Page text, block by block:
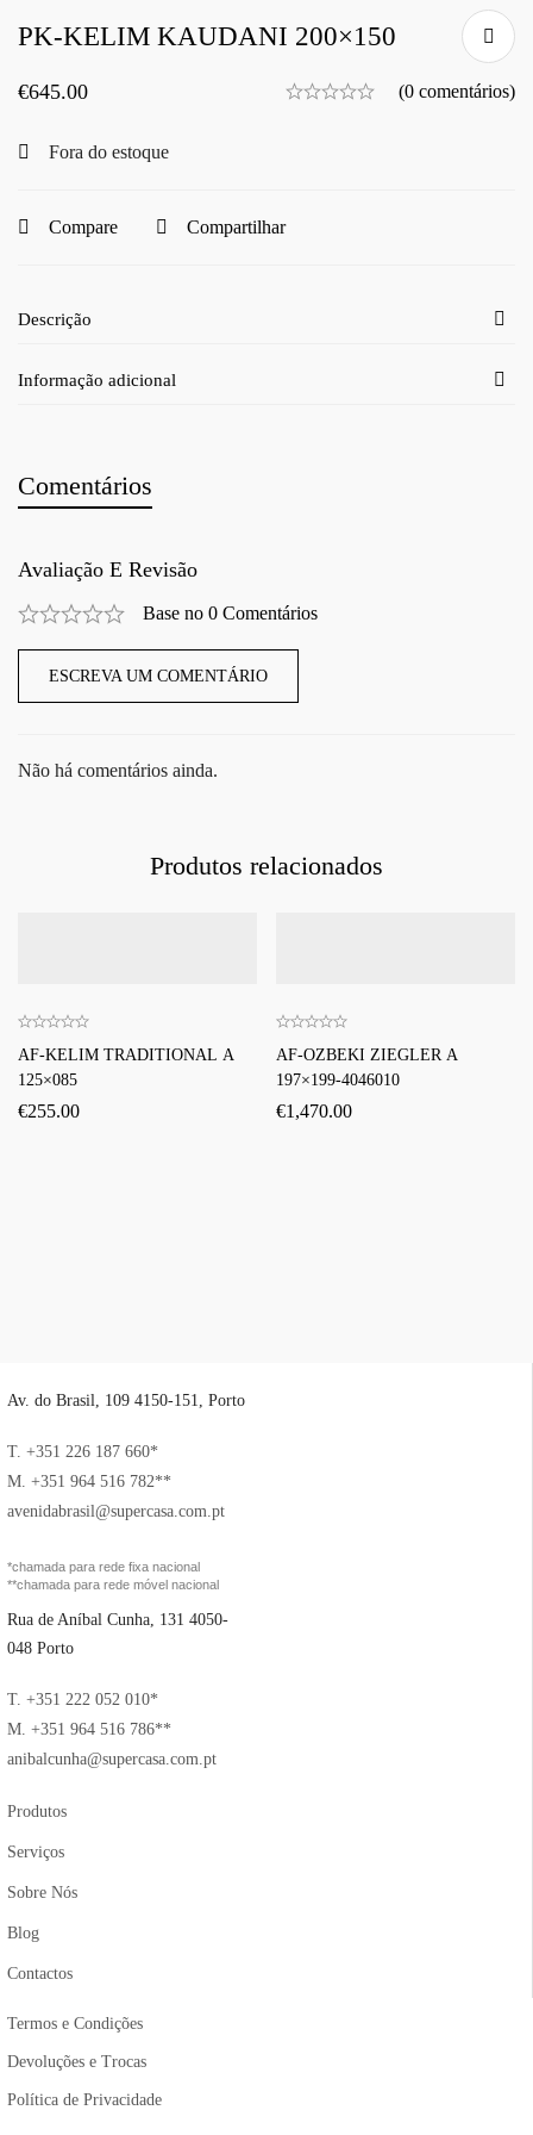
PK-KELIM KAUDANI 200×150
€645.00 (0 comentários)
Fora do estoque
Compare Compartilhar
Descrição
Informação adicional
Comentários
Avaliação E Revisão
Base no 0 Comentários
ESCREVA UM COMENTÁRIO
Não há comentários ainda.
Produtos relacionados
AF-KELIM TRADITIONAL A
125×085
€255.00
AF-OZBEKI ZIEGLER A
197×199-4046010
€1,470.00
Av. do Brasil, 109 4150-151, Porto
T. +351 226 187 660*
M. +351 964 516 782**
avenidabrasil@supercasa.com.pt
*chamada para rede fixa nacional
**chamada para rede móvel nacional
Rua de Aníbal Cunha, 131 4050-
048 Porto
T. +351 222 052 010*
M. +351 964 516 786**
anibalcunha@supercasa.com.pt
Produtos
Serviços
Sobre Nós
Blog
Contactos
Termos e Condições
Devoluções e Trocas
Política de Privacidade